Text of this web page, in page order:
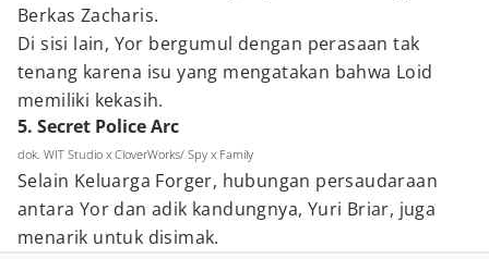
Berkas Zacharis.
Di sisi lain, Yor bergumul dengan perasaan tak
tenang karena isu yang mengatakan bahwa Loid
memiliki kekasih.
5. Secret Police Arc
dok. WIT Studio x CloverWorks/ Spy x Family
Selain Keluarga Forger, hubungan persaudaraan
antara Yor dan adik kandungnya, Yuri Briar, juga
menarik untuk disimak.